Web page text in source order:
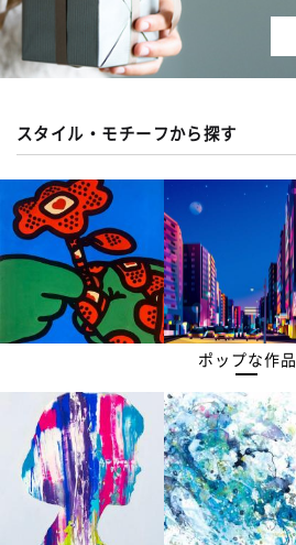
スタイル・モチーフから探す
ポップな作品